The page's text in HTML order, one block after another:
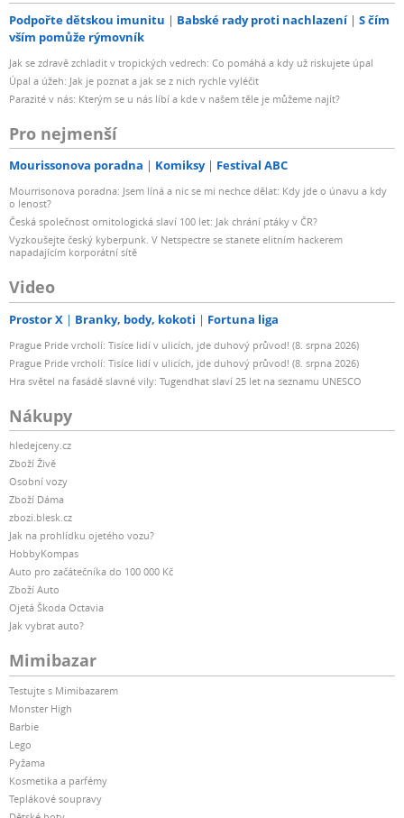
Podpořte dětskou imunitu Babské rady proti nachlazení
S čím
vším pomůže rýmovník
Jak se zdravě zchladit v tropických vedrech: Co pomáhá a kdy už riskujete úpal
Úpal a úžeh: Jak je poznat a jak se z nich rychle vyléčit
Parazité v nás: Kterým se u nás líbí a kde v našem těle je můžeme najít?
Pro nejmenší
Mourissonova poradna Komiksy Festival ABC
Mourrisonova poradna: Jsem líná a nic se mi nechce dělat: Kdy jde o únavu a kdy
o lenost?
Česká společnost ornitologická slaví 100 let: Jak chrání ptáky v ČR?
Vyzkoušejte český kyberpunk. V Netspectre se stanete elitním hackerem
napadajícím korporátní sítě
Video
Prostor X Branky, body, kokoti Fortuna liga
Prague Pride vrcholí: Tisíce lidí v ulicích, jde duhový průvod! (8. srpna 2026)
Prague Pride vrcholí: Tisíce lidí v ulicích, jde duhový průvod! (8. srpna 2026)
Hra světel na fasádě slavné vily: Tugendhat slaví 25 let na seznamu UNESCO
Nákupy
hledejceny.cz
Zboží Živě
Osobní vozy
Zboží Dáma
zbozi.blesk.cz
Jak na prohlídku ojetého vozu?
HobbyKompas
Auto pro začátečníka do 100 000 Kč
Zboží Auto
Ojetá Škoda Octavia
Jak vybrat auto?
Mimibazar
Testujte s Mimibazarem
Monster High
Barbie
Lego
Pyžama
Kosmetika a parfémy
Teplákové soupravy